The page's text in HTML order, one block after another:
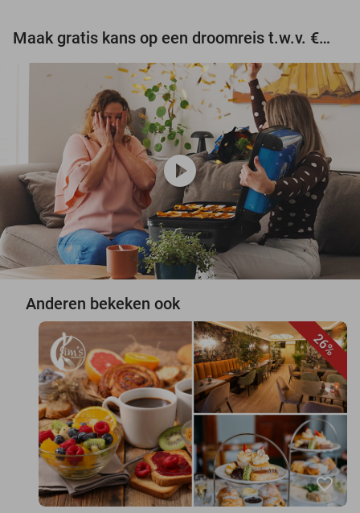
Maak gratis kans op een droomreis t.w.v. €3.000!
play_circle
Anderen bekeken ook
26%
favorite_border